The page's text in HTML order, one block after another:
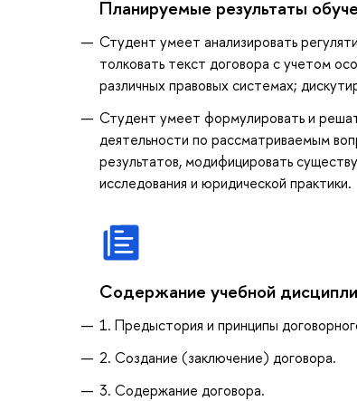
Планируемые результаты
Студент умеет анализировать
толковать текст договора с учетом
различных правовых системах;
Студент умеет формулировать и
деятельности по рассматриваемым
результатов, модифицировать
исследования и юридической практики.
Содержание учебной
1. Предыстория и принципы
2. Создание (заключение) договора.
3. Содержание договора.